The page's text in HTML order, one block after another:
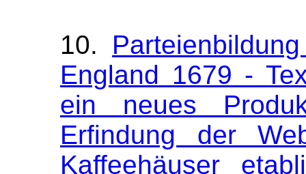
10.
England 1679 -
ein neues
Erfindung der
Kaffeehäuser